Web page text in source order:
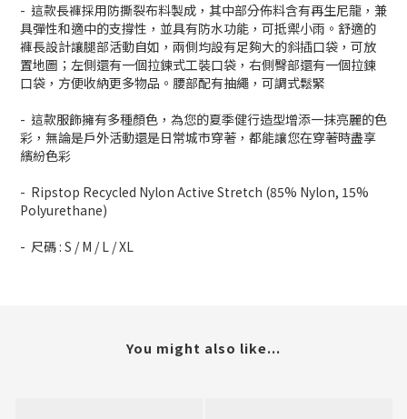
- 這款長褲採用防撕裂布料製成，其中部分佈料含有再生尼龍，兼
具彈性和適中的支撐性，並具有防水功能，可抵禦小雨。舒適的
褲長設計讓腿部活動自如，兩側均設有足夠大的斜插口袋，可放
置地圖；左側還有一個拉鍊式工裝口袋，右側臀部還有一個拉鍊
口袋，方便收納更多物品。腰部配有抽繩，可調式鬆緊
- 這款服飾擁有多種顏色，為您的夏季健行造型增添一抹亮麗的色
彩，無論是戶外活動還是日常城市穿著，都能讓您在穿著時盡享
繽紛色彩
- Ripstop Recycled Nylon Active Stretch (85% Nylon, 15%
Polyurethane)
- 尺碼 : S / M / L / XL
You might also like...